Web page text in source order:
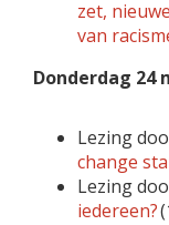
zet,
van
Donderdag 24
Lezing
change
Lezing
iedereen?